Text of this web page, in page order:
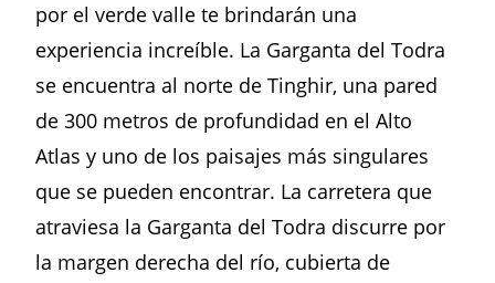
por el verde valle te brindarán una
experiencia increíble. La Garganta del Todra
se encuentra al norte de Tinghir, una pared
de 300 metros de profundidad en el Alto
Atlas y uno de los paisajes más singulares
que se pueden encontrar. La carretera que
atraviesa la Garganta del Todra discurre por
la margen derecha del río, cubierta de